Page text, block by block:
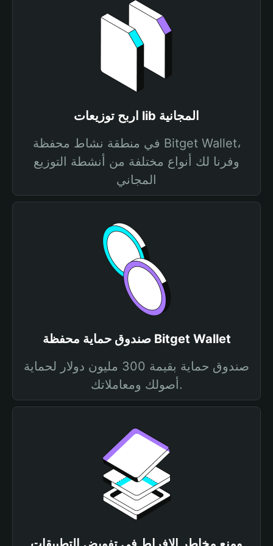
اربح توزيعات lib المجانية
في منطقة نشاط محفظة Bitget Wallet،
وفرنا لك أنواع مختلفة من أنشطة التوزيع
المجاني
صندوق حماية محفظة Bitget Wallet
صندوق حماية بقيمة 300 مليون دولار لحماية
أصولك ومعاملاتك.